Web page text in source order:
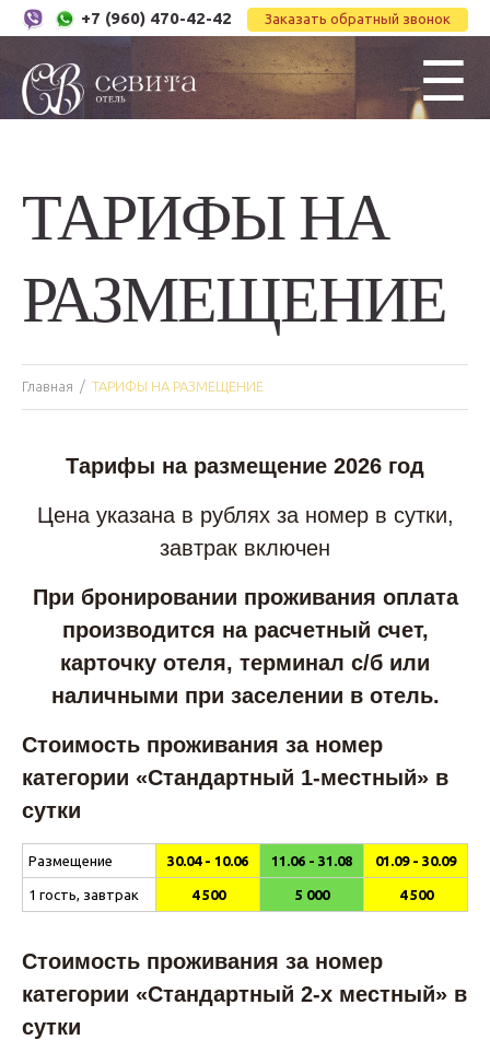
Заказать обратный звонок
+7 (960) 470-42-42
☰
ТАРИФЫ НА
РАЗМЕЩЕНИЕ
Главная ТАРИФЫ НА РАЗМЕЩЕНИЕ
Тарифы на размещение 2026 год
Цена указана в рублях за номер в сутки,
завтрак включен
При бронировании проживания оплата
производится на расчетный счет,
карточку отеля, терминал с/б или
наличными при заселении в отель.
Стоимость проживания за номер
категории «Стандартный 1-местный» в
сутки
Размещение 30.04 - 10.06 11.06 - 31.08 01.09 - 30.09
1 гость, завтрак 4 500 5 000 4 500
Стоимость проживания за номер
категории «Стандартный 2-х местный» в
сутки